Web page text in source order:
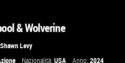
& Wolverine
Shawn Levy
Nazionalità:USA Anno:2024